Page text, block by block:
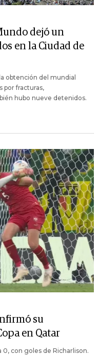
dejó un
en la Ciudad de
obtención del mundial
por fracturas,
hubo nueve detenidos.
su
en Qatar
0, con goles de Richarlison.